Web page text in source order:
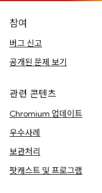
참여
버그 신고
공개된 문제 보기
관련 콘텐츠
Chromium 업데이트
우수사례
보관처리
팟캐스트 및 프로그램